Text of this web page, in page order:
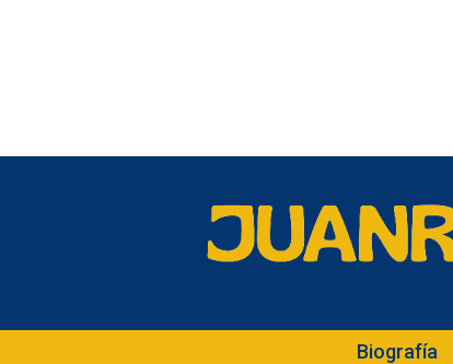
Biografía